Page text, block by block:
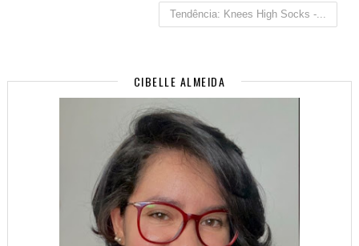
Tendência: Knees High Socks -...
CIBELLE ALMEIDA